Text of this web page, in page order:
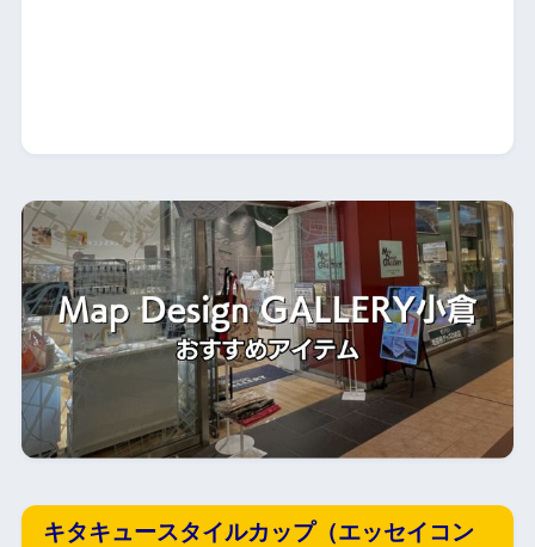
キタキュースタイルカップ（エッセイコン